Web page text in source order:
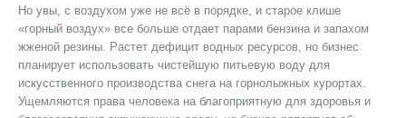
Но увы, с воздухом уже не всё в порядке, и старое клише
«горный воздух» все больше отдает парами бензина и запахом
жженой резины. Растет дефицит водных ресурсов, но бизнес
планирует использовать чистейшую питьевую воду для
искусственного производства снега на горнолыжных курортах.
Ущемляются права человека на благоприятную для здоровья и